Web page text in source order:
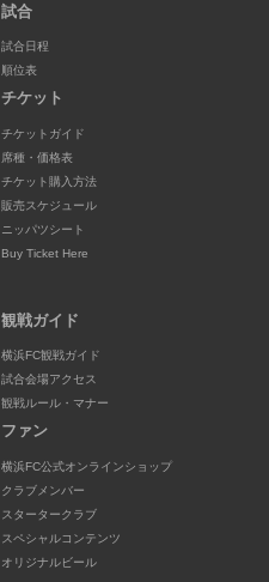
試合
試合日程
順位表
チケット
チケットガイド
席種・価格表
チケット購入方法
販売スケジュール
ニッパツシート
Buy Ticket Here
観戦ガイド
横浜FC観戦ガイド
試合会場アクセス
観戦ルール・マナー
ファン
横浜FC公式オンラインショップ
クラブメンバー
スタータークラブ
スペシャルコンテンツ
オリジナルビール